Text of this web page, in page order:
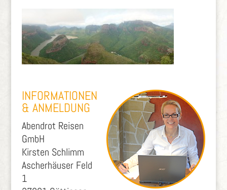
INFORMATIONEN
& ANMELDUNG
Abendrot Reisen
GmbH
Kirsten Schlimm
Ascherhäuser Feld
1